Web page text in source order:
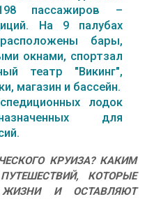
пассажиров –
На 9 палубах
расположены бары,
окнами, спортзал
театр "Викинг",
магазин и бассейн.
лодок
для
КРУИЗА? КАКИМ
КОТОРЫЕ
И ОСТАВЛЯЮТ